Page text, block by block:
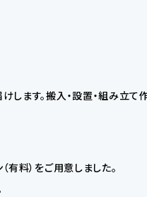
ます。搬入・設置・組み立て
料）をご用意しました。